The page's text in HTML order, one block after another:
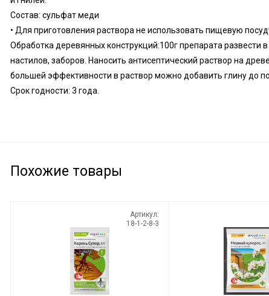
Состав: сульфат меди
• Для приготовления раствора не использовать пищевую
Обработка деревянных конструкций:100г препарата
настилов, заборов. Наносить антисептический раствор на
большей эффективности в раствор можно добавить глину до
Срок годности: 3 года.
Похожие товары
Артикул:
18-1-2-8-3